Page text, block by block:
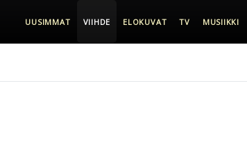
UUSIMMAT VIIHDE ELOKUVAT TV MUSIIKKI